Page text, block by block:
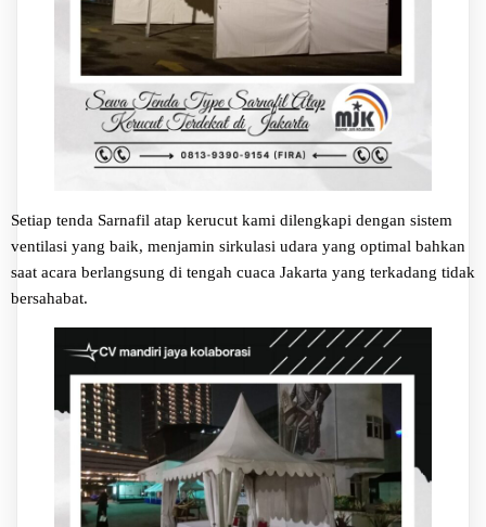
Setiap tenda Sarnafil atap kerucut kami dilengkapi dengan sistem
ventilasi yang baik, menjamin sirkulasi udara yang optimal bahkan
saat acara berlangsung di tengah cuaca Jakarta yang terkadang tidak
bersahabat.